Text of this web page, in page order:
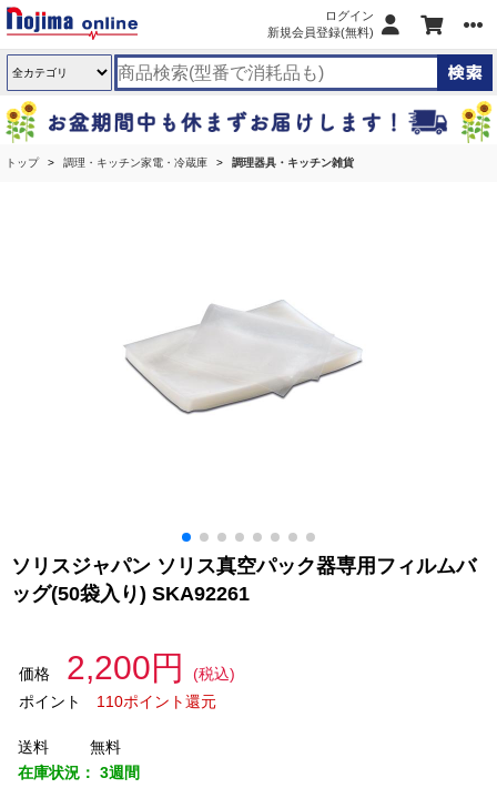
ログイン
新規会員登録(無料)
トップ 調理・キッチン家電・冷蔵庫 調理器具・キッチン雑貨
ソリスジャパン ソリス真空パック器専用フィルムバ
ッグ(50袋入り) SKA92261
価格 2,200円
(税込)
ポイント
110ポイント還元
送料
無料
在庫状況： 3週間